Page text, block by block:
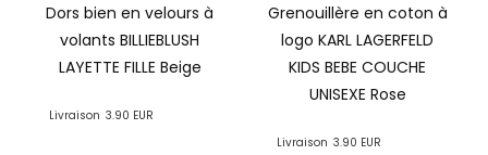
Dors bien en velours à
volants BILLIEBLUSH
LAYETTE FILLE Beige
Livraison 3.90 EUR
Grenouillère en coton à
logo KARL LAGERFELD
KIDS BEBE COUCHE
UNISEXE Rose
Livraison 3.90 EUR